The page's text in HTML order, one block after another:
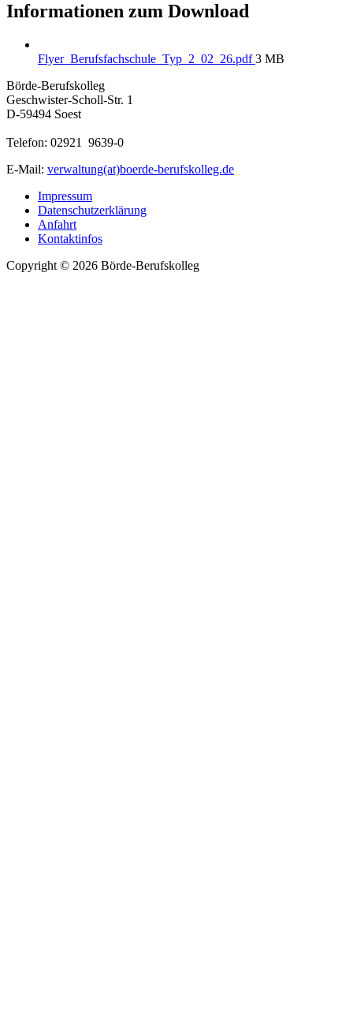
Informationen zum Download
Flyer_Berufsfachschule_Typ_2_02_26.pdf 3 MB
Börde-Berufskolleg
Geschwister-Scholl-Str. 1
D-59494 Soest
Telefon: 02921 9639-0
E-Mail: verwaltung(at)boerde-berufskolleg.de
Impressum
Datenschutzerklärung
Anfahrt
Kontaktinfos
Copyright © 2026 Börde-Berufskolleg